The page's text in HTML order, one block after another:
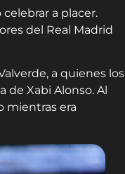
a placer.
del Real Madrid
a quienes los
de Xabi Alonso. Al
mientras era